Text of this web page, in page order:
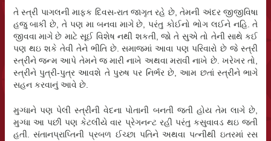
તે સ્ત્રી પાગલની માફક દિવસ-રાત જાગૃત રહે છે, તેમની અંદર જીજીવિષા
હજુ બાકી છે, તે પણ મા બનવા માગે છે, પરંતુ કોઈનો ભોગ લઈને નહિ. તે
જીવવા માગે છે માટે સૂઈ વિશેષ નથી શકતી, જો તે સુએ તો તેની સાથે કઈ
પણ થઇ શકે તેવી તેને ભીતિ છે. સમાજમાં આવા પણ પરિવારો છે જે સ્ત્રી
સ્ત્રીને જન્મ આપે તેમને જ મારી નાખે અથવા મરાવી નાખે છે. ખરેખર તો,
સ્ત્રીને પુત્રી-પુત્ર આવશે તે પુરુષ પર નિર્ભર છે, આમ છતાં સ્ત્રીને ભાગે
સહન કરવાનું આવે છે.
મુગ્ધાને પણ પેલી સ્ત્રીની વેદના પોતાની બનતી જતી હોય તેમ લાગે છે,
મુગ્ધા આ પછી પણ કેટલીયે વાર પ્રેગનન્ટ રહી પરંતુ કસુવાવડ થઇ જતી
હતી. સંતાનપ્રાપ્તિની પ્રબળ ઈચ્છા પતિને અથવા પત્નીથી ઇતરમાં રસ